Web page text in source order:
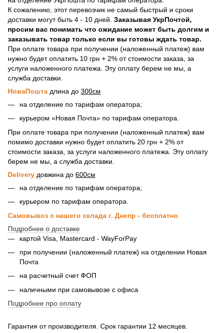
К сожалению, этот перевозчик не самый быстрый и сроки
доставки могут быть 4 - 10 дней. Заказывая УкрПочтой,
просим вас понимать что ожидание может быть долгим и
заказывать товар только если вы готовы ждать товар.
При оплате товара при получении (наложенный платеж) вам
нужно будет оплатить 10 грн + 2% от стоимости заказа, за
услуги наложенного платежа. Эту оплату берем не мы, а
служба доставки.
НоваПошта длина до 300см
на отделение по тарифам оператора;
курьером «Новая Почта» по тарифам оператора.
При оплате товара при получении (наложенный платеж) вам
помимо доставки нужно будет оплатить 20 грн + 2% от
стоимости заказа, за услуги наложенного платежа. Эту оплату
берем не мы, а служба доставки.
Delivery довжина до 600см
на отделение по тарифам оператора;
курьером по тарифам оператора.
Самовывоз с нашего склада г. Днепр - бесплатно
Подробнее о доставке
картой Visa, Mastercard - WayForPay
при получении (наложенный платеж) на отделении Новая
Почта
на расчетный счет ФОП
наличными при самовывозе с офиса
Подробнее про оплату
Гарантия от производителя. Срок гарантии 12 месяцев.